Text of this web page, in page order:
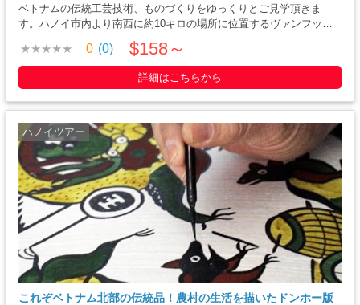
ベトナムの伝統工芸技術、ものづくりをゆっくりとご見学頂きま
す。ハノイ市内より南西に約10キロの場所に位置するヴァンフック
村は、村人の約9割がシルク織りに携わっている、シルクで有名な村
です。ハノイから半日でさくっと訪問可能 。現地でお買い物もでき
ます。機織り機を使った昔ながら・・・・・
0 (0) $158～
詳細はこちらから
ハノイツアー
これぞベトナム北部の伝統品！農村の生活を描いたドンホー版